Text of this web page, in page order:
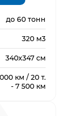
до 60 тонн
320 м3
340х347 см
км / 20 т.
- 7 500 км